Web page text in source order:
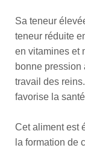
Sa teneur
teneur réduite
en vitamines et
bonne pression
travail des
favorise la
Cet aliment est
la formation de